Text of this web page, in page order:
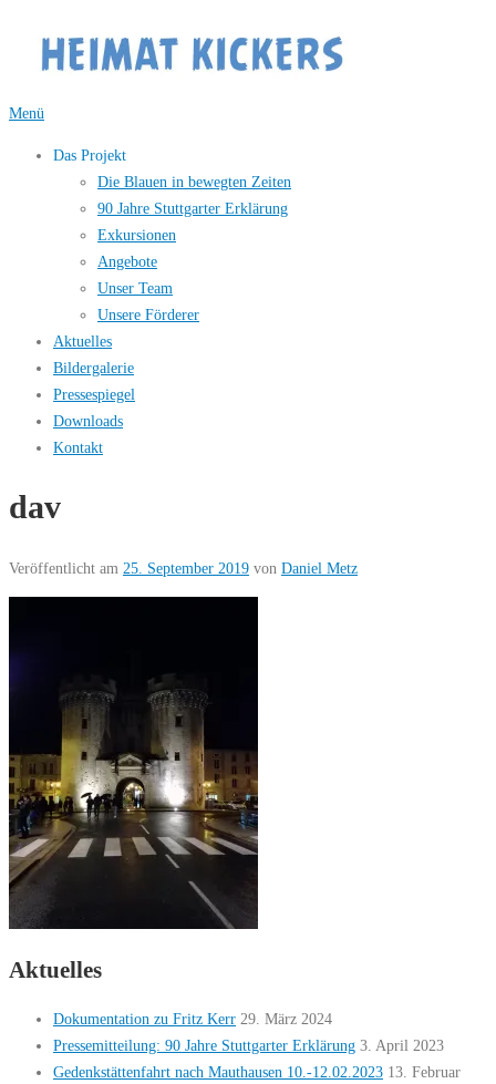
Inhalt
springen
Menü
Das Projekt
Die Blauen in bewegten Zeiten
90 Jahre Stuttgarter Erklärung
Exkursionen
Angebote
Unser Team
Unsere Förderer
Aktuelles
Bildergalerie
Pressespiegel
Downloads
Kontakt
dav
Veröffentlicht am 25. September 2019 von Daniel Metz
Aktuelles
Dokumentation zu Fritz Kerr 29. März 2024
Pressemitteilung: 90 Jahre Stuttgarter Erklärung 3. April 2023
Gedenkstättenfahrt nach Mauthausen 10.-12.02.2023 13. Februar